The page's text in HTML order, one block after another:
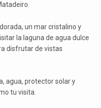
un mar cristalino y
la laguna de agua dulce
disfrutar de vistas
agua, protector solar y
tu visita.